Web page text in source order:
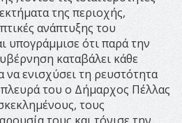
της περιοχής,
ανάπτυξης του
υπογράμμισε ότι παρά την
καταβάλει κάθε
να ενισχύσει τη ρευστότητα
του ο Δήμαρχος Πέλλας
τους
τους και τόνισε την